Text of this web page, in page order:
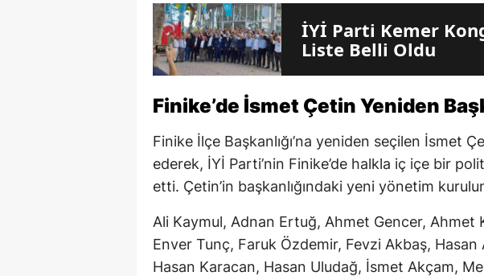
İYİ Parti Kemer
Liste Belli Oldu
Finike’de İsmet Çetin Yeniden
Finike İlçe Başkanlığı’na yeniden seçilen İsmet
ederek, İYİ Parti’nin Finike’de halkla iç içe bir
etti. Çetin’in başkanlığındaki yeni yönetim
Ali Kaymul, Adnan Ertuğ, Ahmet Gencer, Ahmet
Enver Tunç, Faruk Özdemir, Fevzi Akbaş, Hasan
Hasan Karacan, Hasan Uludağ, İsmet Akçam,